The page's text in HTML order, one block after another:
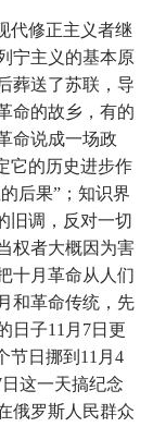
代修正主义者继
宁主义的基本原
葬送了苏联，导
命的故乡，有的
命说成一场政
它的历史进步作
后果”；知识界
旧调，反对一切
权者大概因为害
十月革命从人们
和革命传统，先
日子11月7日更
节日挪到11月4
这一天搞纪念
俄罗斯人民群众